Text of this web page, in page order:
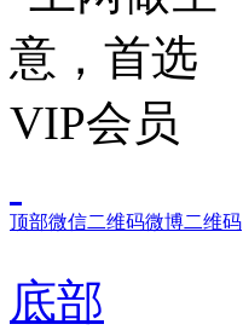
顶部微信二维码微博二维码
底部